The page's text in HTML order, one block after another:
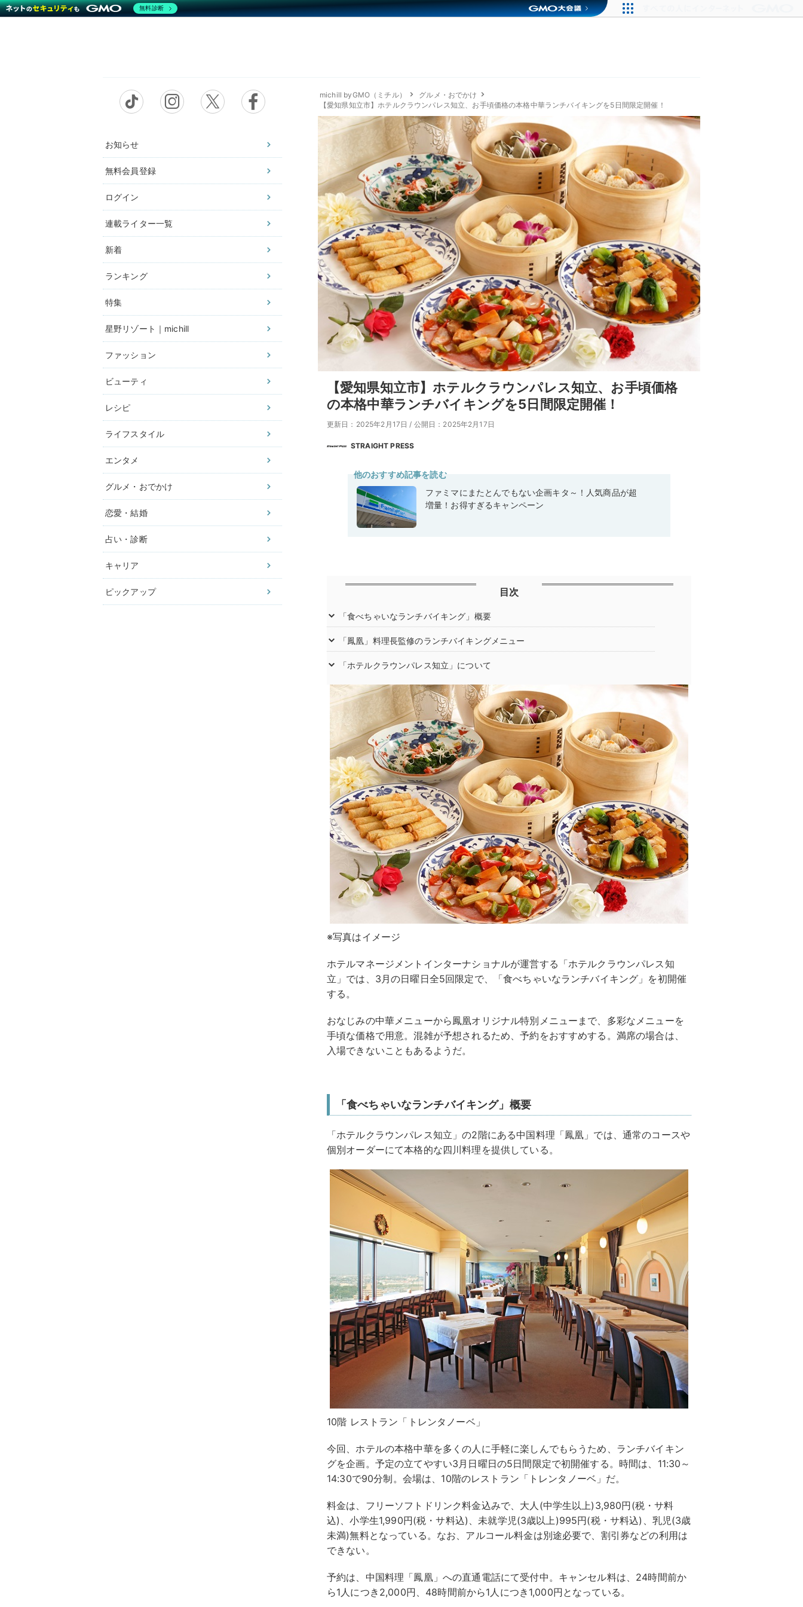
お知らせ
無料会員登録
ログイン
連載ライター一覧
新着
ランキング
特集
星野リゾート｜michill
ファッション
ビューティ
レシピ
ライフスタイル
エンタメ
グルメ・おでかけ
恋愛・結婚
占い・診断
キャリア
ピックアップ
michill byGMO（ミチル）
グルメ・おでかけ
【愛知県知立市】ホテルクラウンパレス知立、お手頃価格の本格中華ランチバイキングを5日間限定開催！
【愛知県知立市】ホテルクラウンパレス知立、お手頃価格
の本格中華ランチバイキングを5日間限定開催！
更新日：2025年2月17日 / 公開日：2025年2月17日
STRAIGHT PRESS
他のおすすめ記事を読む
ファミマにまたとんでもない企画キタ～！人気商品が超
増量！お得すぎるキャンペーン
目次
「食べちゃいなランチバイキング」概要
「鳳凰」料理長監修のランチバイキングメニュー
「ホテルクラウンパレス知立」について
※写真はイメージ
ホテルマネージメントインターナショナルが運営する「ホテルクラウンパレス知
立」では、3月の日曜日全5回限定で、「食べちゃいなランチバイキング」を初開催
する。
おなじみの中華メニューから鳳凰オリジナル特別メニューまで、多彩なメニューを
手頃な価格で用意。混雑が予想されるため、予約をおすすめする。満席の場合は、
入場できないこともあるようだ。
「食べちゃいなランチバイキング」概要
「ホテルクラウンパレス知立」の2階にある中国料理「鳳凰」では、通常のコースや
個別オーダーにて本格的な四川料理を提供している。
10階 レストラン「トレンタノーベ」
今回、ホテルの本格中華を多くの人に手軽に楽しんでもらうため、ランチバイキン
グを企画。予定の立てやすい3月日曜日の5日間限定で初開催する。時間は、11:30～
14:30で90分制。会場は、10階のレストラン「トレンタノーベ」だ。
料金は、フリーソフトドリンク料金込みで、大人(中学生以上)3,980円(税・サ料
込)、小学生1,990円(税・サ料込)、未就学児(3歳以上)995円(税・サ料込)、乳児(3歳
未満)無料となっている。なお、アルコール料金は別途必要で、割引券などの利用は
できない。
予約は、中国料理「鳳凰」への直通電話にて受付中。キャンセル料は、24時間前か
ら1人につき2,000円、48時間前から1人につき1,000円となっている。
無料診断